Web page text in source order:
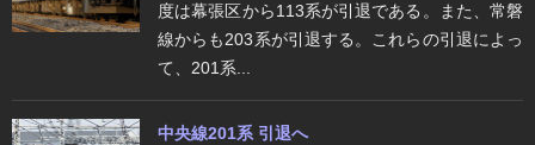
度は幕張区から113系が引退である。また、常磐
線からも203系が引退する。これらの引退によっ
て、201系...
中央線201系 引退へ